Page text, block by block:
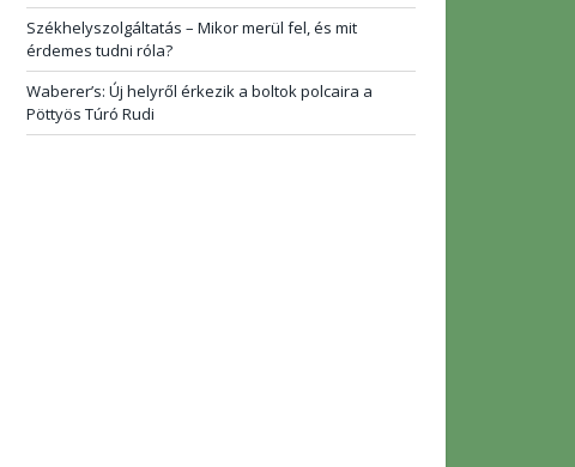
Székhelyszolgáltatás – Mikor merül fel, és mit
érdemes tudni róla?
Waberer’s: Új helyről érkezik a boltok polcaira a
Pöttyös Túró Rudi